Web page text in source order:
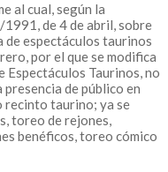
al cual, según la
de 4 de abril, sobre
espectáculos taurinos
por el que se modifica
Espectáculos Taurinos, no
de público en
recinto taurino; ya se
toreo de rejones,
benéficos, toreo cómico